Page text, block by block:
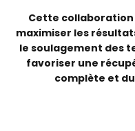
Cette
maximiser les
le soulagement des
favoriser une
complète et